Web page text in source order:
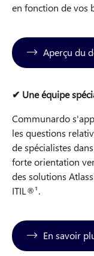
en fonction de vos
Aperçu du
✔ Une équipe
Communardo
les questions
de spécialistes
forte orientation
des solutions
ITIL®¹.
En savoir